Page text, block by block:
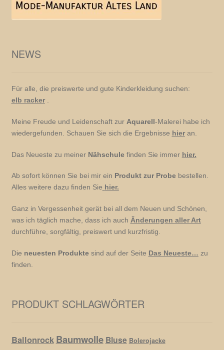
NEWS
Für alle, die preiswerte und gute Kinderkleidung suchen:
elb racker.
Meine Freude und Leidenschaft zur Aquarell-Malerei habe ich
wiedergefunden. Schauen Sie sich die Ergebnisse hieran.
Das Neueste zu meiner Nähschulefinden Sie immer hier.
Ab sofort können Sie bei mir ein Produkt zur Probebestellen.
Alles weitere dazu finden Sie hier.
Ganz in Vergessenheit gerät bei all dem Neuen und Schönen,
was ich täglich mache, dass ich auch Änderungen aller Art
durchführe, sorgfältig, preiswert und kurzfristig.
Die neuesten Produktesind auf der Seite Das Neueste… zu
finden.
PRODUKT SCHLAGWÖRTER
Ballonrock Baumwolle Bluse Bolerojacke